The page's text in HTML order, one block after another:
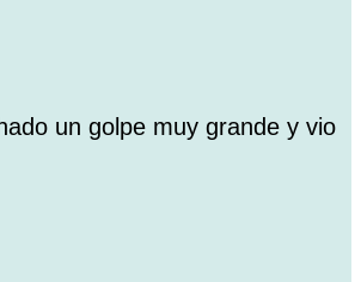
un golpe muy grande y vio